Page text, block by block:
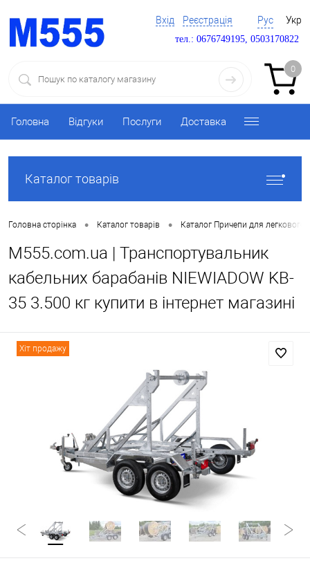
Вхід Реєстрація Рус Укр
тел.: 0676749195, 0503170822
0
Головна Відгуки Послуги Доставка
Каталог товарів
Головна сторінка • Каталог товарів • Каталог Причепи для легкового
M555.com.ua | Транспортувальник
кабельних барабанів NIEWIADOW KB-
35 3.500 кг купити в інтернет магазині
Хіт продажу